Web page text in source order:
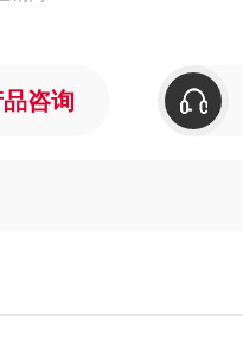
咨询